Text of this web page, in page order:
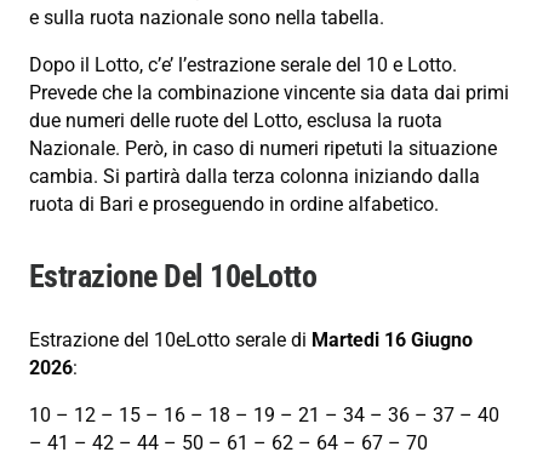
e sulla ruota nazionale sono nella tabella.
Dopo il Lotto, c’e’ l’estrazione serale del 10 e Lotto.
Prevede che la combinazione vincente sia data dai primi
due numeri delle ruote del Lotto, esclusa la ruota
Nazionale. Però, in caso di numeri ripetuti la situazione
cambia. Si partirà dalla terza colonna iniziando dalla
ruota di Bari e proseguendo in ordine alfabetico.
Estrazione Del 10eLotto
Estrazione del 10eLotto serale di Martedi 16 Giugno
2026:
10 – 12 – 15 – 16 – 18 – 19 – 21 – 34 – 36 – 37 – 40
– 41 – 42 – 44 – 50 – 61 – 62 – 64 – 67 – 70